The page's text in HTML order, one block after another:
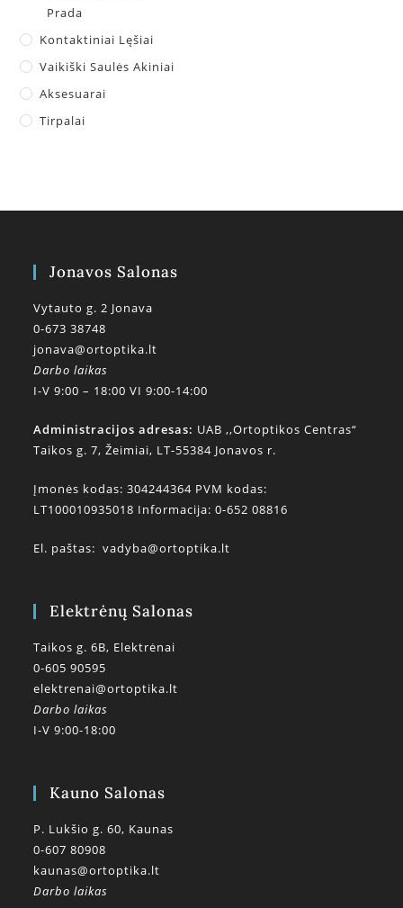
Prada
Kontaktiniai Lęšiai
Vaikiški Saulės Akiniai
Aksesuarai
Tirpalai
Jonavos Salonas
Vytauto g. 2 Jonava
0-673 38748
jonava@ortoptika.lt
Darbo laikas
I-V 9:00 – 18:00 VI 9:00-14:00
Administracijos adresas: UAB ,,Ortoptikos Centras“
Taikos g. 7, Žeimiai, LT-55384 Jonavos r.
Įmonės kodas: 304244364 PVM kodas:
LT100010935018 Informacija: 0-652 08816
El. paštas:vadyba@ortoptika.lt
Elektrėnų Salonas
Taikos g. 6B, Elektrėnai
0-605 90595
elektrenai@ortoptika.lt
Darbo laikas
I-V 9:00-18:00
Kauno Salonas
P. Lukšio g. 60, Kaunas
0-607 80908
kaunas@ortoptika.lt
Darbo laikas